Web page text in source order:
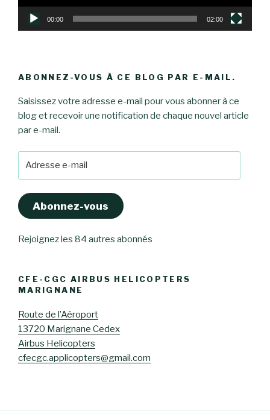
00:00 02:00
ABONNEZ-VOUS À CE BLOG PAR E-MAIL.
Saisissez votre adresse e-mail pour vous abonner à ce
blog et recevoir une notification de chaque nouvel article
par e-mail.
Abonnez-vous
Rejoignez les 84 autres abonnés
CFE-CGC AIRBUS HELICOPTERS
MARIGNANE
Route de l’Aéroport
13720 Marignane Cedex
Airbus Helicopters
cfecgc.applicopters@gmail.com